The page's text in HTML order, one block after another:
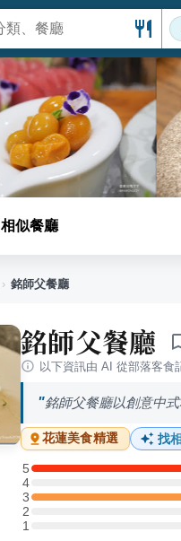
相似餐廳
› 銘師父餐廳
銘師父餐廳
以下資訊由 AI 從部落客食
銘師父餐廳以創意中
花蓮美食精選 找
5
5 星：1 則評論
4
4 星：0 則評論
3
3 星：1 則評論
2
2 星：0 則評論
11 星：0 則評論